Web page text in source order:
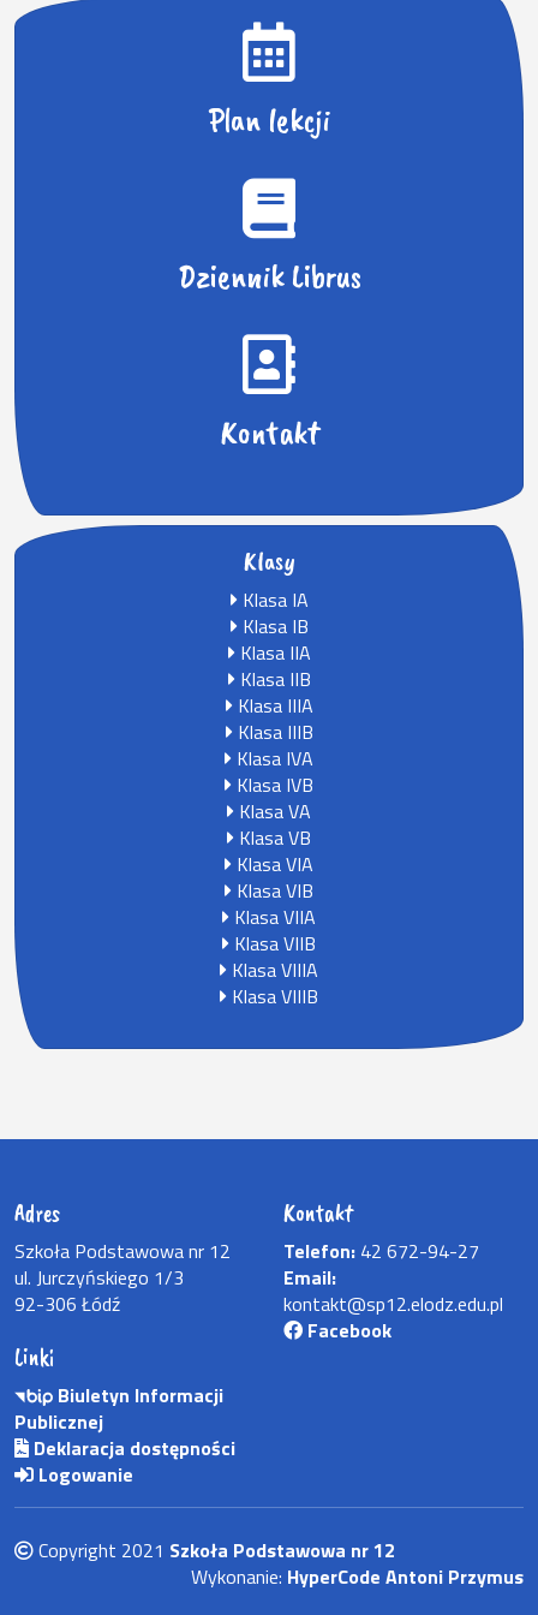
:
Plan lekcji
Dziennik Librus
Kontakt
Klasy
Klasa IA
Klasa IB
Klasa IIA
Klasa IIB
Klasa IIIA
Klasa IIIB
Klasa IVA
Klasa IVB
Klasa VA
Klasa VB
Klasa VIA
Klasa VIB
Klasa VIIA
Klasa VIIB
Klasa VIIIA
Klasa VIIIB
Adres
Szkoła Podstawowa nr 12
ul. Jurczyńskiego 1/3
92-306 Łódź
Kontakt
Telefon: 42 672-94-27
Email:
kontakt@sp12.elodz.edu.pl
Facebook
Linki
Biuletyn Informacji
Publicznej
Deklaracja dostępności
Logowanie
Copyright 2021 Szkoła Podstawowa nr 12
Wykonanie: HyperCode Antoni Przymus